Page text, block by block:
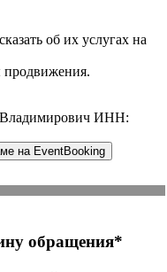
об их услугах на
продвижения.
ИНН:
на EventBooking
обращения*